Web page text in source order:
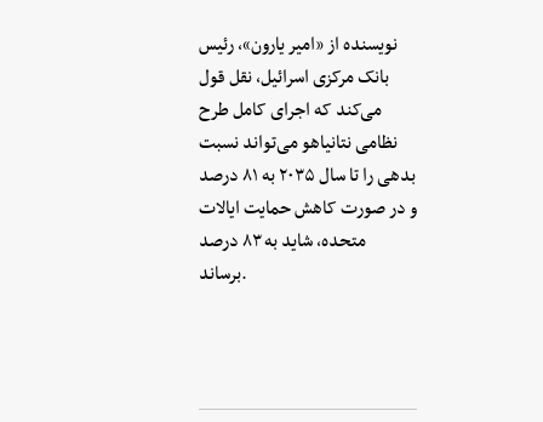
نویسنده از «امیر یارون»، رئیس
بانک مرکزی اسرائیل، نقل قول
می‌کند که اجرای کامل طرح
نظامی نتانیاهو می‌تواند نسبت
بدهی را تا سال ۲۰۳۵ به ۸۱ درصد
و در صورت کاهش حمایت ایالات
متحده، شاید به ۸۳ درصد
برساند.